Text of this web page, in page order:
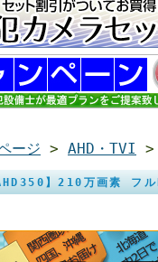
ージ > AHD・TVI
】210万画素 フ